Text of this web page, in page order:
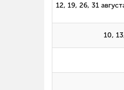
12, 19, 26, 31
10,